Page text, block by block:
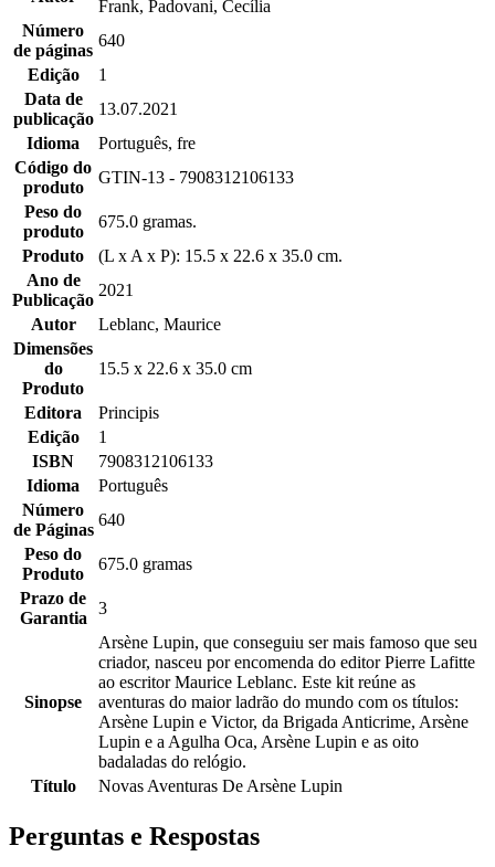
Frank, Padovani, Cecília
Número
de páginas
640
Edição
1
Data de
publicação
13.07.2021
Idioma
Português, fre
Código do
produto
GTIN-13 - 7908312106133
Peso do
produto
675.0 gramas.
Produto
(L x A x P): 15.5 x 22.6 x 35.0 cm.
Ano de
Publicação
2021
Autor
Leblanc, Maurice
Dimensões
do
Produto
15.5 x 22.6 x 35.0 cm
Editora
Principis
Edição
1
ISBN
7908312106133
Idioma
Português
Número
de Páginas
640
Peso do
Produto
675.0 gramas
Prazo de
Garantia
3
Sinopse
Arsène Lupin, que conseguiu ser mais famoso que seu
criador, nasceu por encomenda do editor Pierre Lafitte
ao escritor Maurice Leblanc. Este kit reúne as
aventuras do maior ladrão do mundo com os títulos:
Arsène Lupin e Victor, da Brigada Anticrime, Arsène
Lupin e a Agulha Oca, Arsène Lupin e as oito
badaladas do relógio.
Título
Novas Aventuras De Arsène Lupin
Perguntas e Respostas